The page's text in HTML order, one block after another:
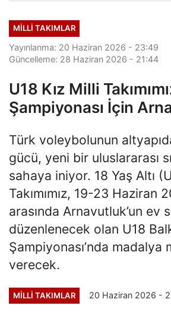
MILLI TAKIMLAR
Yayınlanma: 20 Haziran 2026 - 23:49
Güncelleme: 28 Haziran 2026 - 21:44
U18 Kız Milli
Şampiyonası İçin
Türk voleybolunun
gücü, yeni bir uluslararası
sahaya iniyor. 18 Yaş Altı
Takımımız, 19-23 Haziran
arasında Arnavutluk’un ev
düzenlenecek olan U18
Şampiyonası’nda madalya
verecek.
MILLI TAKIMLAR 20 Haziran 2026 -